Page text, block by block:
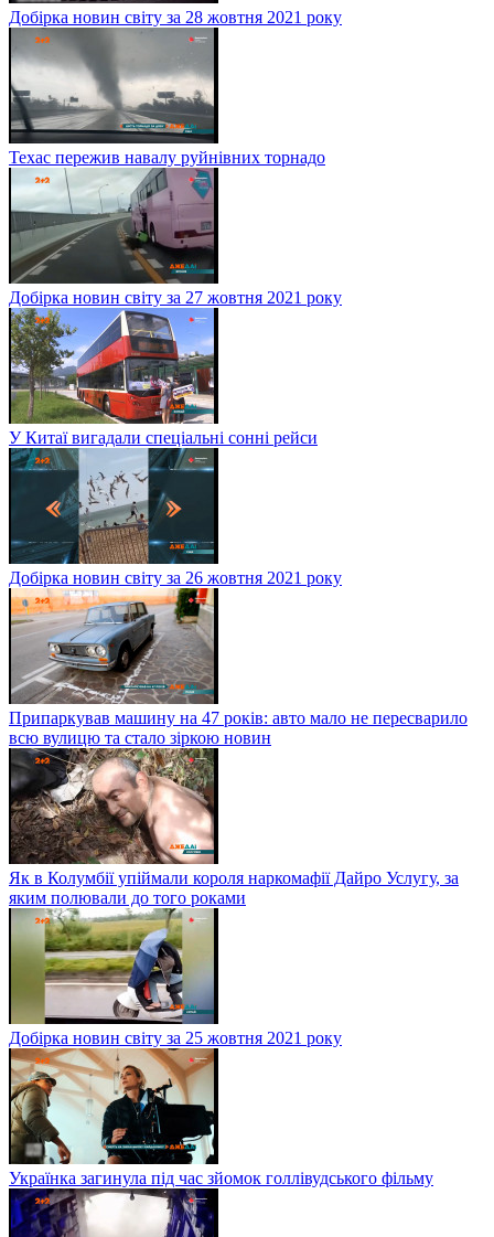
Добірка новин світу за 28 жовтня 2021 року
Техас пережив навалу руйнівних торнадо
Добірка новин світу за 27 жовтня 2021 року
У Китаї вигадали спеціальні сонні рейси
Добірка новин світу за 26 жовтня 2021 року
Припаркував машину на 47 років: авто мало не пересварило
всю вулицю та стало зіркою новин
Як в Колумбії упіймали короля наркомафії Дайро Услугу, за
яким полювали до того роками
Добірка новин світу за 25 жовтня 2021 року
Українка загинула під час зйомок голлівудського фільму